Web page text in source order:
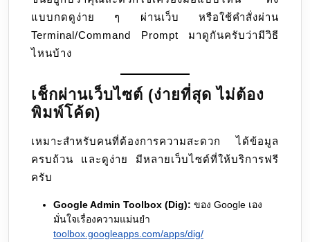
server
namme
IP
address
server
แบบกดดูง่าย ๆ ผ่านเว็บ หรือใช้คำสั่งผ่าน
Terminal/Command Prompt มาดูกันครับว่ามีวิธี
ไหนบ้าง
เช็กผ่านเว็บไซต์ (ง่ายที่สุด ไม่ต้อง
พิมพ์โค้ด)
เหมาะสำหรับคนที่ต้องการความสะดวก ได้ข้อมูล
ครบถ้วน และดูง่าย มีหลายเว็บไซต์ที่ให้บริการฟรี
ครับ
Google Admin Toolbox (Dig): ของ Google เอง
มั่นใจเรื่องความแม่นยำ
toolbox.googleapps.com/apps/dig/